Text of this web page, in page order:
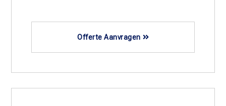
Offerte Aanvragen